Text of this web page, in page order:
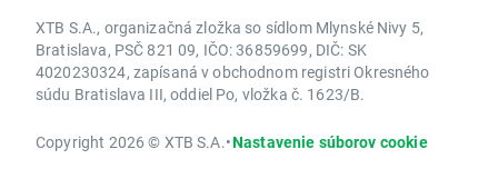
XTB S.A., organizačná zložka so sídlom Mlynské Nivy 5,
Bratislava, PSČ 821 09, IČO: 36859699, DIČ: SK
4020230324, zapísaná v obchodnom registri Okresného
súdu Bratislava III, oddiel Po, vložka č. 1623/B.
Copyright 2026 © XTB S.A.•Nastavenie súborov cookie